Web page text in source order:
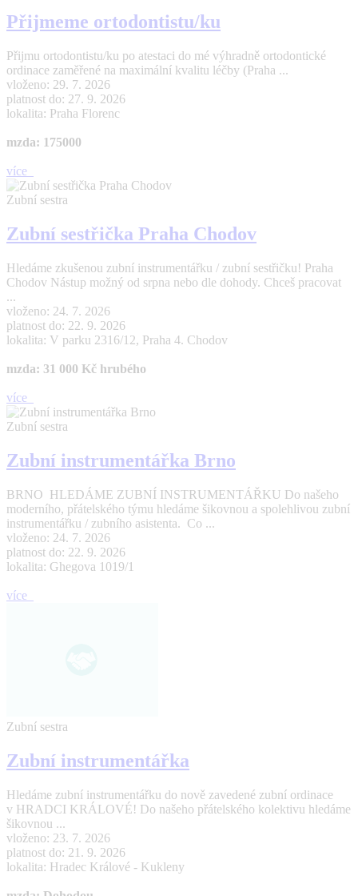
Přijmeme ortodontistu/ku
Přijmu ortodontistu/ku po atestaci do mé výhradně ortodontické
ordinace zaměřené na maximální kvalitu léčby (Praha ...
vloženo: 29. 7. 2026
platnost do: 27. 9. 2026
lokalita: Praha Florenc
mzda: 175000
více
Zubní sestra
Zubní sestřička Praha Chodov
Hledáme zkušenou zubní instrumentářku / zubní sestřičku! Praha
Chodov Nástup možný od srpna nebo dle dohody. Chceš pracovat
...
vloženo: 24. 7. 2026
platnost do: 22. 9. 2026
lokalita: V parku 2316/12, Praha 4. Chodov
mzda: 31 000 Kč hrubého
více
Zubní sestra
Zubní instrumentářka Brno
BRNO HLEDÁME ZUBNÍ INSTRUMENTÁŘKU Do našeho
moderního, přátelského týmu hledáme šikovnou a spolehlivou zubní
instrumentářku / zubního asistenta. Co ...
vloženo: 24. 7. 2026
platnost do: 22. 9. 2026
lokalita: Ghegova 1019/1
více
Zubní sestra
Zubní instrumentářka
Hledáme zubní instrumentářku do nově zavedené zubní ordinace
v HRADCI KRÁLOVÉ! Do našeho přátelského kolektivu hledáme
šikovnou ...
vloženo: 23. 7. 2026
platnost do: 21. 9. 2026
lokalita: Hradec Králové - Kukleny